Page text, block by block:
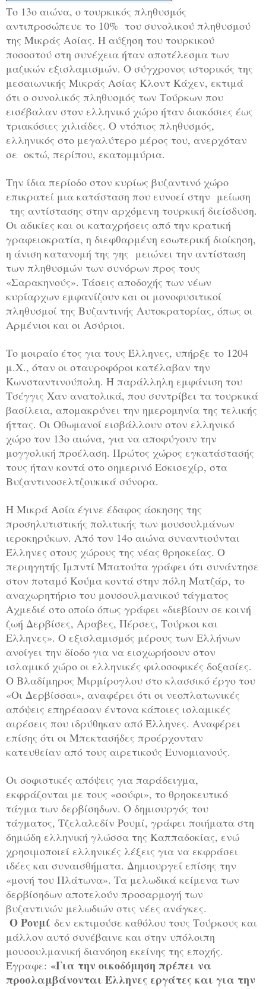
Το 13ο αιώνα, ο τουρκικός πληθυσμός
αντιπροσώπευε το 10% του συνολικού πληθυσμού
της Μικράς Ασίας. Η αύξηση του τουρκικού
ποσοστού στη συνέχεια ήταν αποτέλεσμα των
μαζικών εξισλαμισμών. Ο σύγχρονος ιστορικός της
μεσαιωνικής Μικράς Ασίας Κλοντ Κάχεν, εκτιμά
ότι ο συνολικός πληθυσμός των Τούρκων που
εισέβαλαν στον ελληνικό χώρο ήταν διακόσιες έως
τριακόσιες χιλιάδες. Ο ντόπιος πληθυσμός,
ελληνικός στο μεγαλύτερο μέρος του, ανερχόταν
σε οκτώ, περίπου, εκατομμύρια.
Την ίδια περίοδο στον κυρίως βυζαντινό χώρο
επικρατεί μια κατάσταση που ευνοεί στην μείωση
της αντίστασης στην αρχόμενη τουρκική διείσδυση.
Οι αδικίες και οι καταχρήσεις από την κρατική
γραφειοκρατία, η διεφθαρμένη εσωτερική διοίκηση,
η άνιση κατανομή της γης μειώνει την αντίσταση
των πληθυσμών των συνόρων προς τους
«Σαρακηνούς». Τάσεις αποδοχής των νέων
κυρίαρχων εμφανίζουν και οι μονοφυσιτικοί
πληθυσμοί της Βυζαντινής Αυτοκρατορίας, όπως οι
Αρμένιοι και οι Ασύριοι.
Το μοιραίο έτος για τους Έλληνες, υπήρξε το 1204
μ.Χ., όταν οι σταυροφόροι κατέλαβαν την
Κωνσταντινούπολη. Η παράλληλη εμφάνιση του
Τσέγγις Χαν ανατολικά, που συντρίβει τα τουρκικά
βασίλεια, απομακρύνει την ημερομηνία της τελικής
ήττας. Οι Οθωμανοί εισβάλλουν στον ελληνικό
χώρο τον 13ο αιώνα, για να αποφύγουν την
μογγολική προέλαση. Πρώτος χώρος εγκατάστασής
τους ήταν κοντά στο σημερινό Εσκισεχίρ, στα
Βυζαντινοσελτζουκικά σύνορα.
Η Μικρά Ασία έγινε έδαφος άσκησης της
προσηλυτιστικής πολιτικής των μουσουλμάνων
ιεροκηρύκων. Από τον 14ο αιώνα συναντιούνται
Έλληνες στους χώρους της νέας θρησκείας. Ο
περιηγητής Ιμπντί Μπατούτα γράφει ότι συνάντησε
στον ποταμό Κούμα κοντά στην πόλη Ματζάρ, το
αναχωρητήριο του μουσουλμανικού τάγματος
Αχμεδιέ στο οποίο όπως γράφει «διεβίουν σε κοινή
ζωή Δερβίσες, Αραβες, Πέρσες, Τούρκοι και
Ελληνες». Ο εξισλαμισμός μέρους των Ελλήνων
ανοίγει την δίοδο για να εισχωρήσουν στον
ισλαμικό χώρο οι ελληνικές φιλοσοφικές δοξασίες.
Ο Βλαδίμηρος Μιρμίρογλου στο κλασσικό έργο του
«Οι Δερβίσσαι», αναφέρει ότι οι νεοπλατωνικές
απόψεις επηρέασαν έντονα κάποιες ισλαμικές
αιρέσεις που ιδρύθηκαν από Έλληνες. Αναφέρει
επίσης ότι οι Μπεκτασήδες προέρχονταν
κατευθείαν από τους αιρετικούς Ευνομιανούς.
Οι σοφιστικές απόψεις για παράδειγμα,
εκφράζονται με τους «σούφι», το θρησκευτικό
τάγμα των δερβίσηδων. Ο δημιουργός του
τάγματος, Τζελαλεδίν Ρουμί, γράφει ποιήματα στη
δημώδη ελληνική γλώσσα της Καππαδοκίας, ενώ
χρησιμοποιεί ελληνικές λέξεις για να εκφράσει
ιδέες και συναισθήματα. Δημιουργεί επίσης την
«μονή του Πλάτωνα». Τα μελωδικά κείμενα των
δερβίσηδων αποτελούν προσαρμογή των
βυζαντινών μελωδιών στις νέες ανάγκες.
Ο Ρουμί δεν εκτιμούσε καθόλου τους Τούρκους και
μάλλον αυτό συνέβαινε και στην υπόλοιπη
μουσουλμανική διανόηση εκείνης της εποχής.
Έγραφε: «Για την οικοδόμηση πρέπει να
προσλαμβάνονται Έλληνες εργάτες και για την